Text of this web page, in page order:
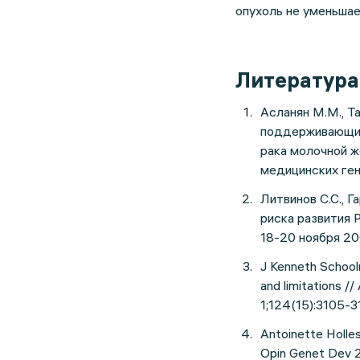
опухоль не
Литература
Асланян М.М.,
рака молочной
медицинских
Литвинов С.С.,
риска
18-20 ноября
J Kenneth
and limitations //
1;124(15):3105-
Antoinette
Opin Genet Dev